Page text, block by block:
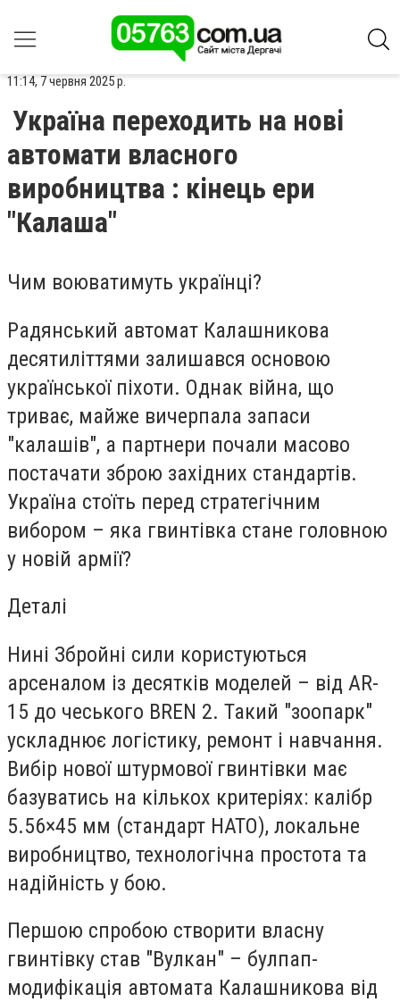
11:14, 7 червня 2025 р.
Україна переходить на нові
автомати власного
виробництва : кінець ери
"Калаша"
Чим воюватимуть українці?
Радянський автомат Калашникова
десятиліттями залишався основою
української піхоти. Однак війна, що
триває, майже вичерпала запаси
"калашів", а партнери почали масово
постачати зброю західних стандартів.
Україна стоїть перед стратегічним
вибором – яка гвинтівка стане головною
у новій армії?
Деталі
Нині Збройні сили користуються
арсеналом із десятків моделей – від AR-
15 до чеського BREN 2. Такий "зоопарк"
ускладнює логістику, ремонт і навчання.
Вибір нової штурмової гвинтівки має
базуватись на кількох критеріях: калібр
5.56×45 мм (стандарт НАТО), локальне
виробництво, технологічна простота та
надійність у бою.
Першою спробою створити власну
гвинтівку став "Вулкан" – булпап-
модифікація автомата Калашникова від